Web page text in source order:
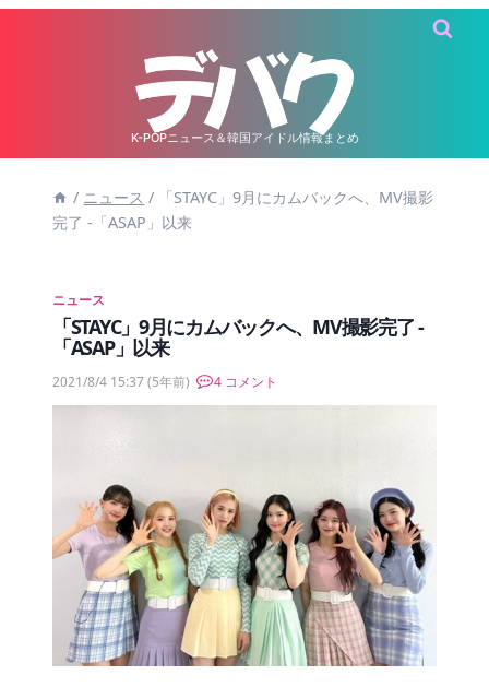
K-POPニュース＆韓国アイドル情報まとめ
/ ニュース /
「STAYC」9月にカムバックへ、MV撮影
完了 -「ASAP」以来
ニュース
「STAYC」9月にカムバックへ、MV撮影完了 -
「ASAP」以来
2021/8/4 15:37(5年前) 4 コメント